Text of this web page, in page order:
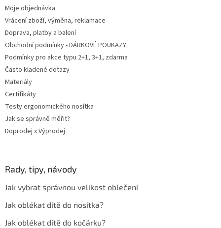
Moje objednávka
Vrácení zboží, výměna, reklamace
Doprava, platby a balení
Obchodní podmínky - DÁRKOVÉ POUKAZY
Podmínky pro akce typu 2+1, 3+1, zdarma
Často kladené dotazy
Materiály
Certifikáty
Testy ergonomického nosítka
Jak se správně měřit?
Doprodej x Výprodej
Rady, tipy, návody
Jak vybrat správnou velikost oblečení
Jak oblékat dítě do nosítka?
Jak oblékat dítě do kočárku?